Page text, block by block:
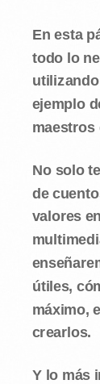
En esta
todo lo
ejemplo
maestros
No solo
de
valores
útiles,
máximo,
crearlos.
Y lo más